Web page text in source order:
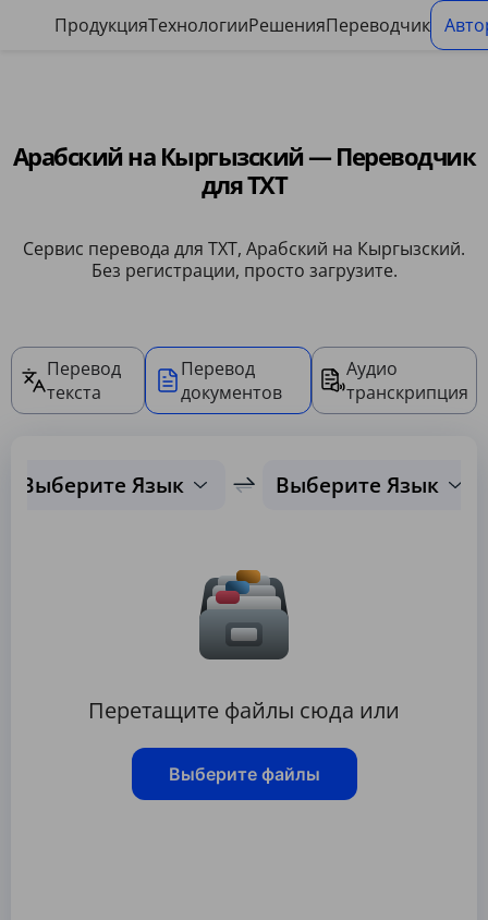
ПродукцияТехнологииРешенияПереводчик
Арабский на Кыргызский — Переводчик
для TXT
Сервис перевода для TXT, Арабский на Кыргызский.
Без регистрации, просто загрузите.
Перевод
текста
Перевод
документов
Аудио
транскрипция
Выберите Язык Выберите Язык
Перетащите файлы сюда или
Выберите файлы